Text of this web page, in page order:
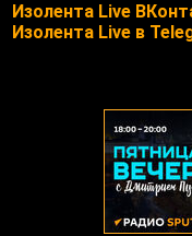
Изолента Live
Изолента Live в